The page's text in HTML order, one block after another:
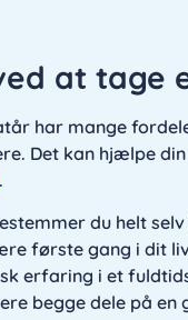
at tage
har mange
Det kan hjælpe
.
du helt
første gang i dit
erfaring i et
begge dele på en